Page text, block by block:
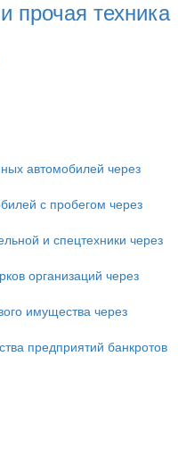
прочая техника
автомобилей через
с пробегом через
и спецтехники через
организаций через
имущества через
предприятий банкротов